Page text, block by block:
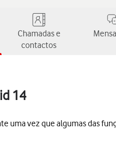
Chamadas e
contactos
14
uma vez que algumas das